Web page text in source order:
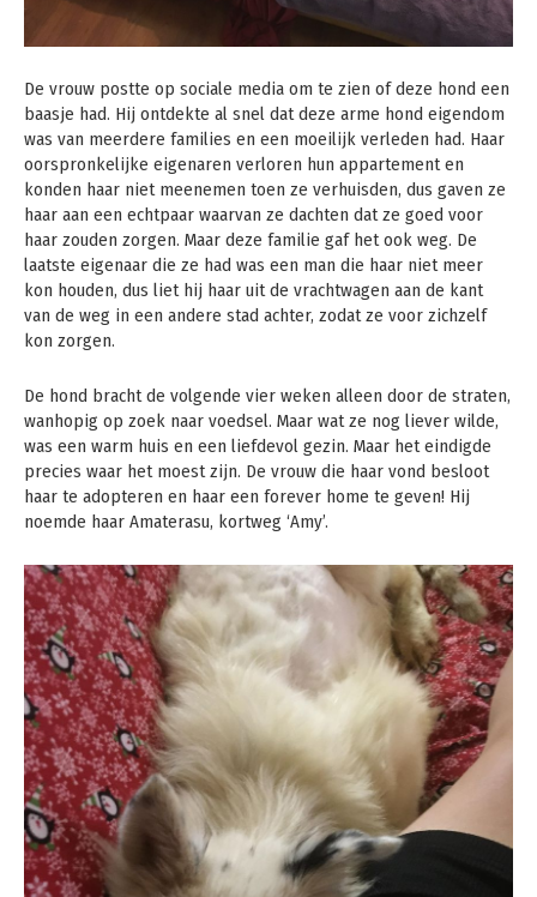
De vrouw postte op sociale media om te zien of deze hond een
baasje had. Hij ontdekte al snel dat deze arme hond eigendom
was van meerdere families en een moeilijk verleden had. Haar
oorspronkelijke eigenaren verloren hun appartement en
konden haar niet meenemen toen ze verhuisden, dus gaven ze
haar aan een echtpaar waarvan ze dachten dat ze goed voor
haar zouden zorgen. Maar deze familie gaf het ook weg. De
laatste eigenaar die ze had was een man die haar niet meer
kon houden, dus liet hij haar uit de vrachtwagen aan de kant
van de weg in een andere stad achter, zodat ze voor zichzelf
kon zorgen.
De hond bracht de volgende vier weken alleen door de straten,
wanhopig op zoek naar voedsel. Maar wat ze nog liever wilde,
was een warm huis en een liefdevol gezin. Maar het eindigde
precies waar het moest zijn. De vrouw die haar vond besloot
haar te adopteren en haar een forever home te geven! Hij
noemde haar Amaterasu, kortweg ‘Amy’.